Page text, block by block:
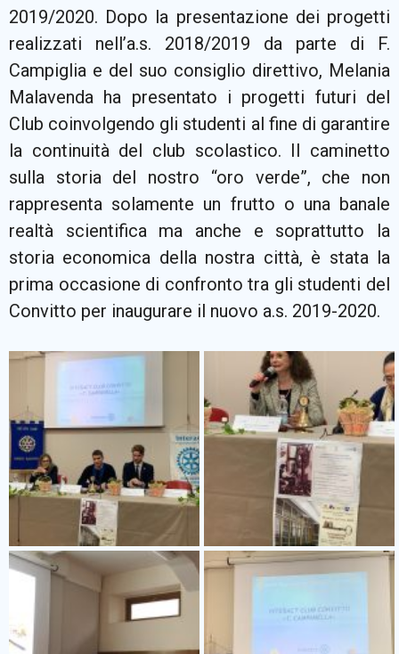
2019/2020. Dopo la presentazione dei progetti
realizzati nell’a.s. 2018/2019 da parte di F.
Campiglia e del suo consiglio direttivo, Melania
Malavenda ha presentato i progetti futuri del
Club coinvolgendo gli studenti al fine di garantire
la continuità del club scolastico. Il caminetto
sulla storia del nostro “oro verde”, che non
rappresenta solamente un frutto o una banale
realtà scientifica ma anche e soprattutto la
storia economica della nostra città, è stata la
prima occasione di confronto tra gli studenti del
Convitto per inaugurare il nuovo a.s. 2019-2020.